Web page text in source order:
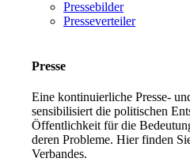
Pressebilder
Presseverteiler
Presse
Eine kontinuierliche Presse-
sensibilisiert die politischen
Öffentlichkeit für die
deren Probleme. Hier finden
Verbandes.